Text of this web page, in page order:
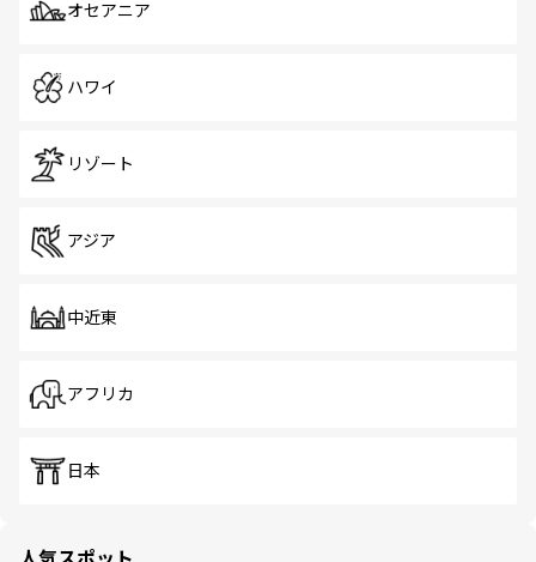
オセアニア
ハワイ
リゾート
アジア
中近東
アフリカ
日本